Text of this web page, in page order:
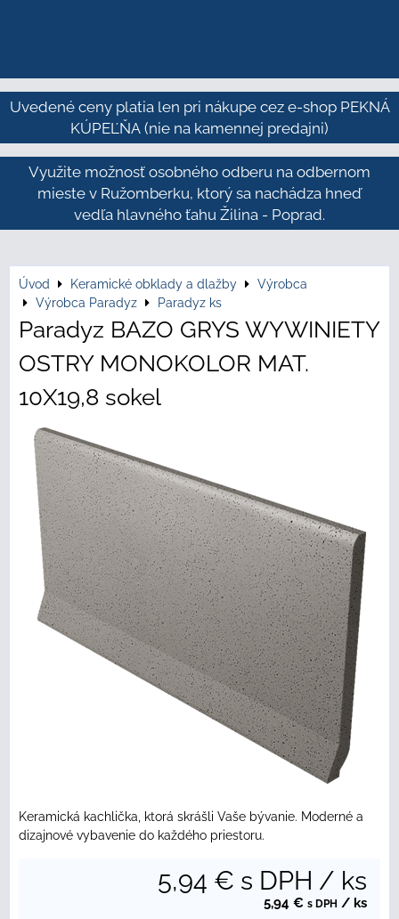
Uvedené ceny platia len pri nákupe cez e-shop PEKNÁ
KÚPEĽŇA (nie na kamennej predajni)
Využite možnosť osobného odberu na odbernom
mieste v Ružomberku, ktorý sa nachádza hneď
vedľa hlavného ťahu Žilina - Poprad.
Úvod Keramické obklady a dlažby
Výrobca
Výrobca Paradyz
Paradyz ks
Paradyz BAZO GRYS WYWINIETY
OSTRY MONOKOLOR MAT.
10X19,8 sokel
Keramická kachlička, ktorá skrášli Vaše bývanie. Moderné a
dizajnové vybavenie do každého priestoru.
5,94 € s DPH / ks
5,94 € s DPH / ks